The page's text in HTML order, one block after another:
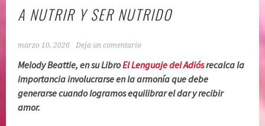
A NUTRIR Y SER NUTRIDO
marzo 10, 2026 Deja un comentario
Melody Beattie, en su LibroEl Lenguaje del Adiósrecalca la
importancia involucrarse en la armonía que debe
generarse cuando logramos equilibrar el dar y recibir
amor.